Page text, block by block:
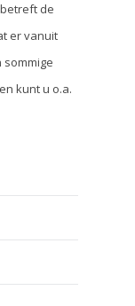
de
er vanuit
kunt u o.a.